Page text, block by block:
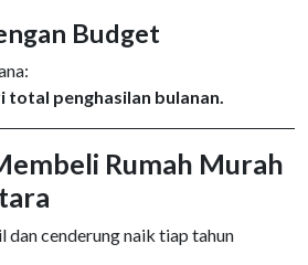
Budget
total penghasilan bulanan.
Rumah Murah
cenderung naik tiap tahun